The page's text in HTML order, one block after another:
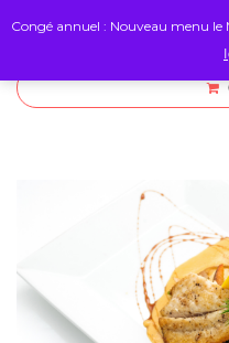
Congé annuel : Nouveau menu le